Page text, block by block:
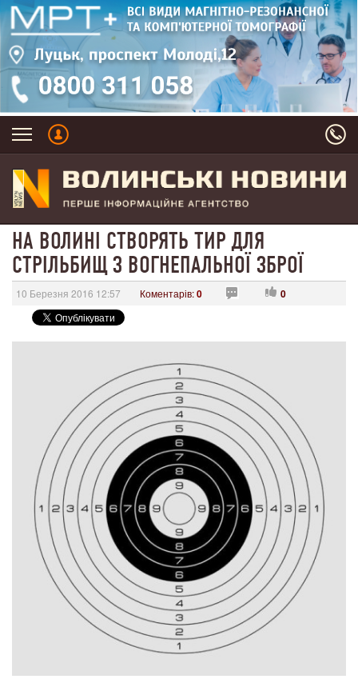
НА ВОЛИНІ СТВОРЯТЬ ТИР ДЛЯ
СТРІЛЬБИЩ З ВОГНЕПАЛЬНОЇ ЗБРОЇ
10 Березня 2016 12:57 Коментарів:0 0